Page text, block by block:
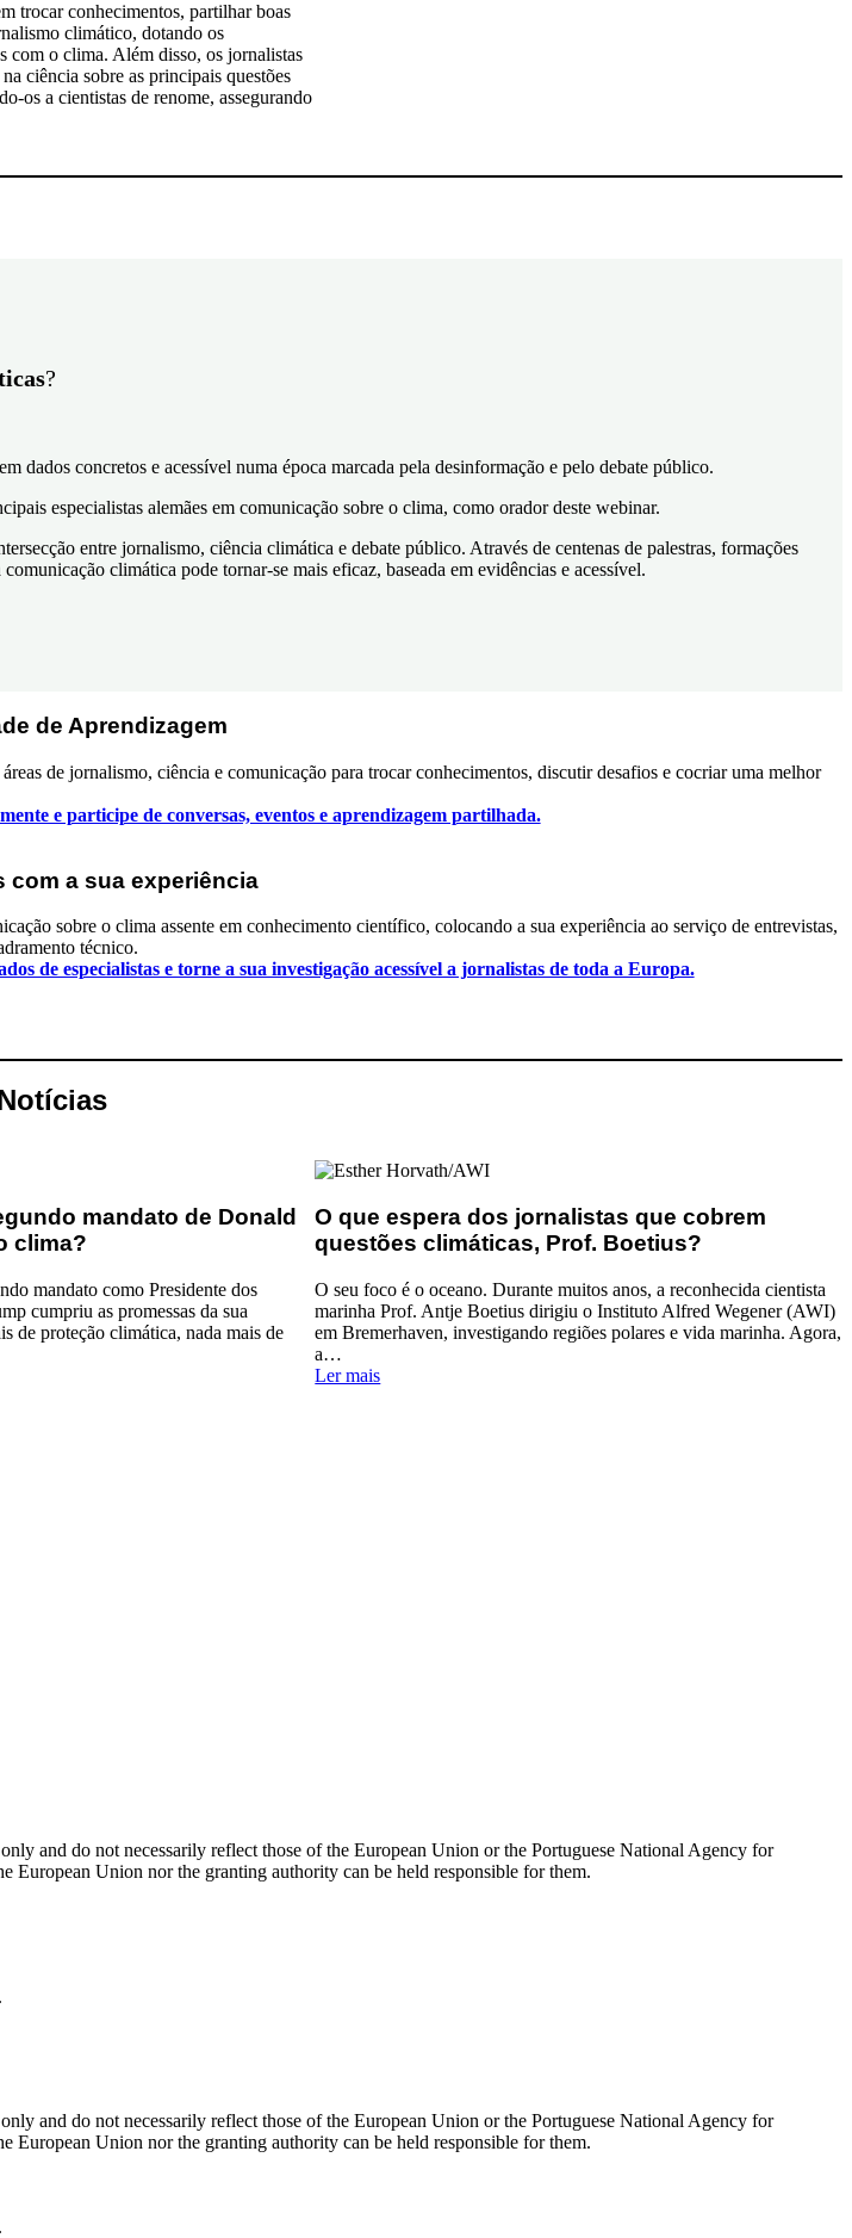
trocar conhecimentos, partilhar boas
climático, dotando os
com o clima. Além disso, os jornalistas
ciência sobre as principais questões
os a cientistas de renome, assegurando
?
dados concretos e acessível numa época marcada pela desinformação e pelo debate público.
especialistas alemães em comunicação sobre o clima, como orador deste webinar.
entre jornalismo, ciência climática e debate público. Através de centenas de palestras, formações
climática pode tornar-se mais eficaz, baseada em evidências e acessível.
de Aprendizagem
de jornalismo, ciência e comunicação para trocar conhecimentos, discutir desafios e cocriar uma melhor
e participe de conversas, eventos e aprendizagem partilhada.
com a sua experiência
sobre o clima assente em conhecimento científico, colocando a sua experiência ao serviço de entrevistas,
técnico.
de especialistas e torne a sua investigação acessível a jornalistas de toda a Europa.
mandato de Donald
clima?
mandato como Presidente dos
cumpriu as promessas da sua
de proteção climática, nada mais de
O que espera dos jornalistas que cobrem
questões climáticas, Prof. Boetius?
O seu foco é o oceano. Durante muitos anos, a reconhecida cientista
marinha Prof. Antje Boetius dirigiu o Instituto Alfred Wegener (AWI)
em Bremerhaven, investigando regiões polares e vida marinha. Agora,
a…
Ler mais:
and do not necessarily reflect those of the European Union or the Portuguese National Agency for
European Union nor the granting authority can be held responsible for them.
.
and do not necessarily reflect those of the European Union or the Portuguese National Agency for
European Union nor the granting authority can be held responsible for them.
.